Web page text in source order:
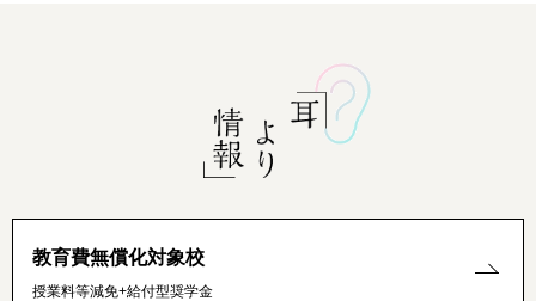
教育費無償化対象校
授業料等減免+給付型奨学金